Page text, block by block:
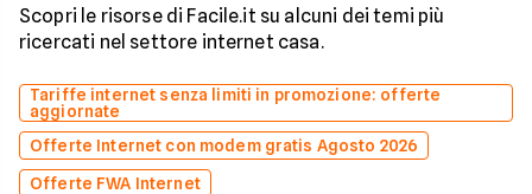
Scopri le risorse di Facile.it su alcuni dei temi più
ricercati nel settore internet casa.
Tariffe internet senza limiti in promozione: offerte
aggiornate
Offerte Internet con modem gratis Agosto 2026
Offerte FWA Internet